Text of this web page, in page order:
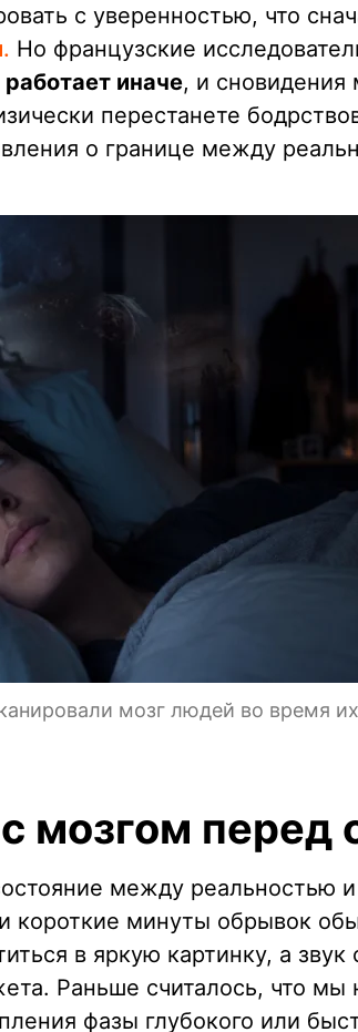
с уверенностью, что
Но французские
иначе, и сновидения
перестанете
о границе между
мозг людей во время
мозгом перед
между реальностью и
короткие минуты обрывок
в яркую картинку, а звук
Раньше считалось, что мы
фазы глубокого или